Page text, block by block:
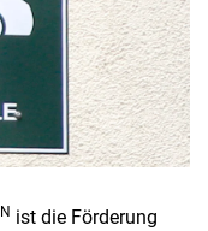
N ist die Förderung